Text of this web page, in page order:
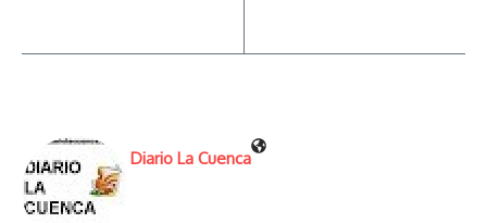
Diario La Cuenca